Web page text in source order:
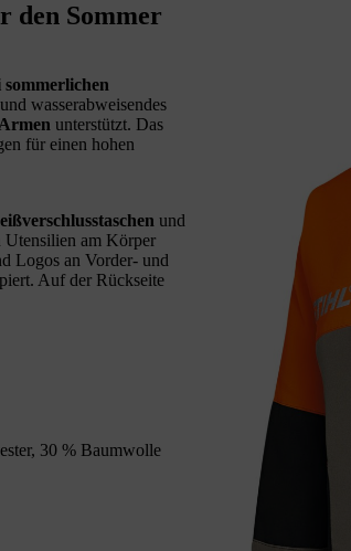
den Sommer
sommerlichen
wasserabweisendes
unterstützt. Das
für einen hohen
und
Utensilien am Körper
Logos an Vorder- und
Auf der Rückseite
30 % Baumwolle